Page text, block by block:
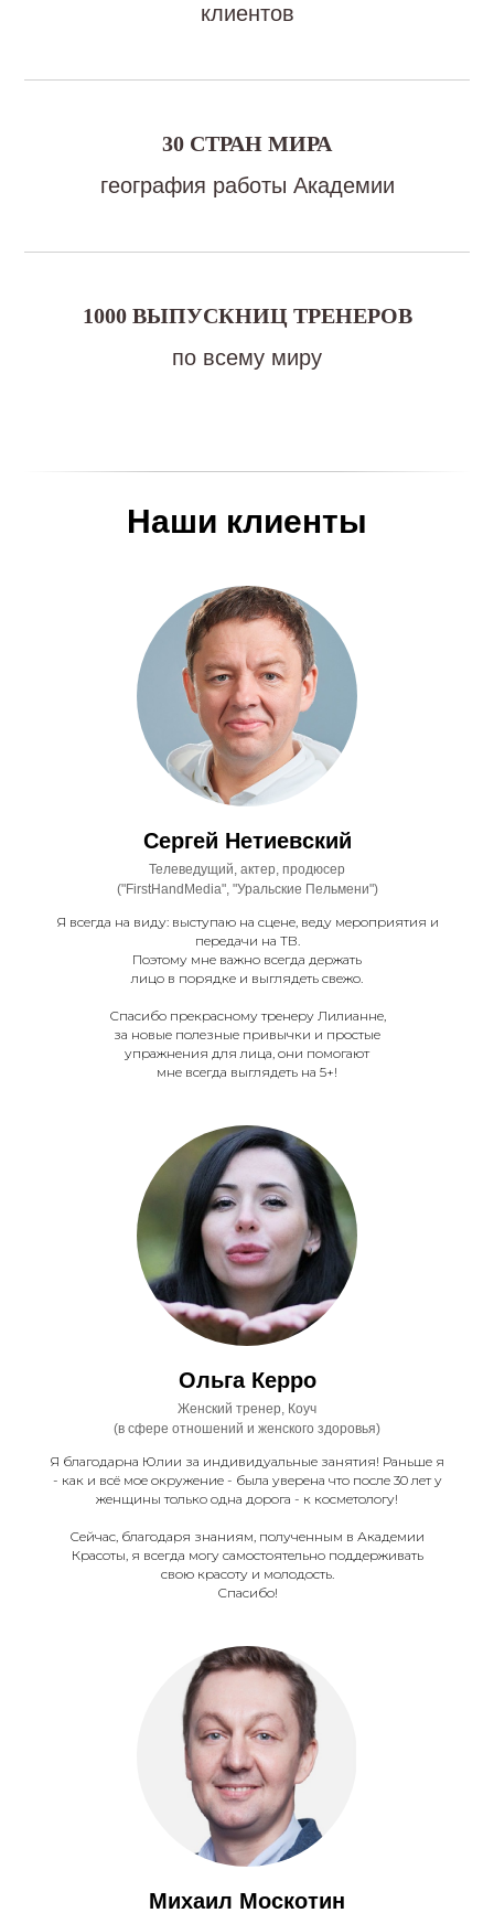
клиентов
30 СТРАН МИРА
география работы Академии
1000 ВЫПУСКНИЦ ТРЕНЕРОВ
по всему миру
Наши клиенты
Сергей Нетиевский
Телеведущий, актер, продюсер
("FirstHandMedia", "Уральские Пельмени")
Я всегда на виду: выступаю на сцене, веду мероприятия и
передачи на ТВ.
Поэтому мне важно всегда держать
лицо в порядке и выглядеть свежо.
Спасибо прекрасному тренеру Лилианне,
за новые полезные привычки и простые
упражнения для лица, они помогают
мне всегда выглядеть на 5+!
Ольга Керро
Женский тренер, Коуч
(в сфере отношений и женского здоровья)
Я благодарна Юлии за индивидуальные занятия! Раньше я
- как и всё мое окружение - была уверена что после 30 лет у
женщины только одна дорога - к косметологу!
Сейчас, благодаря знаниям, полученным в Академии
Красоты, я всегда могу самостоятельно поддерживать
свою красоту и молодость.
Спасибо!
Михаил Москотин